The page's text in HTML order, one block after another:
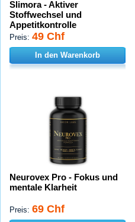
Slimora - Aktiver
Stoffwechsel und
Appetitkontrolle
Preis: 49 Chf
In den Warenkorb
Neurovex Pro - Fokus und
mentale Klarheit
Preis: 69 Chf